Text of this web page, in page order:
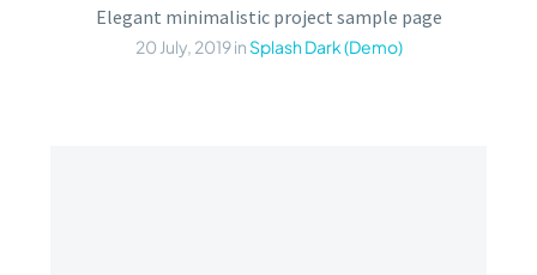
Elegant minimalistic project sample page
20 July, 2019in Splash Dark (Demo)